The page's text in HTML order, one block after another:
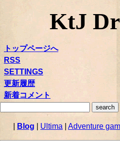
KtJ
トップページへ
RSS
SETTINGS
更新履歴
新着コメント
Blog Ultima Adventure